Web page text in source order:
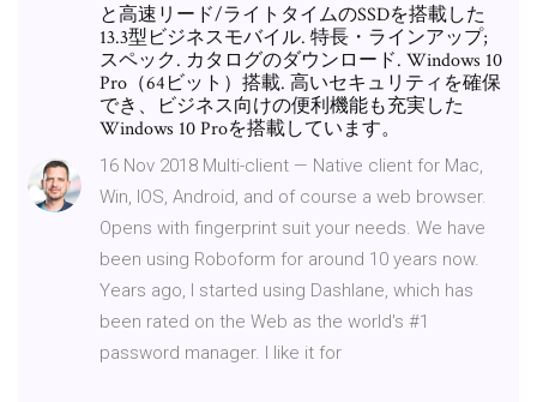
と高速リード/ライトタイムのSSDを搭載した
13.3型ビジネスモバイル. 特長・ラインアップ;
スペック. カタログのダウンロード. Windows 10
Pro（64ビット）搭載. 高いセキュリティを確保
でき、ビジネス向けの便利機能も充実した
Windows 10 Proを搭載しています。
16 Nov 2018 Multi-client — Native client for Mac,
Win, IOS, Android, and of course a web browser.
Opens with fingerprint suit your needs. We have
been using Roboform for around 10 years now.
Years ago, I started using Dashlane, which has
been rated on the Web as the world's #1
password manager. I like it for